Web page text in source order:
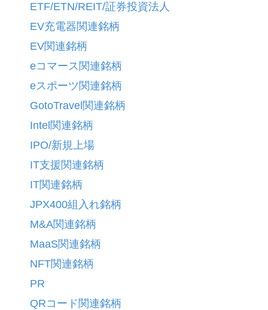
ETF/ETN/REIT/証券投資法人
EV充電器関連銘柄
EV関連銘柄
eコマース関連銘柄
eスポーツ関連銘柄
GotoTravel関連銘柄
Intel関連銘柄
IPO/新規上場
IT支援関連銘柄
IT関連銘柄
JPX400組入れ銘柄
M&A関連銘柄
MaaS関連銘柄
NFT関連銘柄
PR
QRコード関連銘柄